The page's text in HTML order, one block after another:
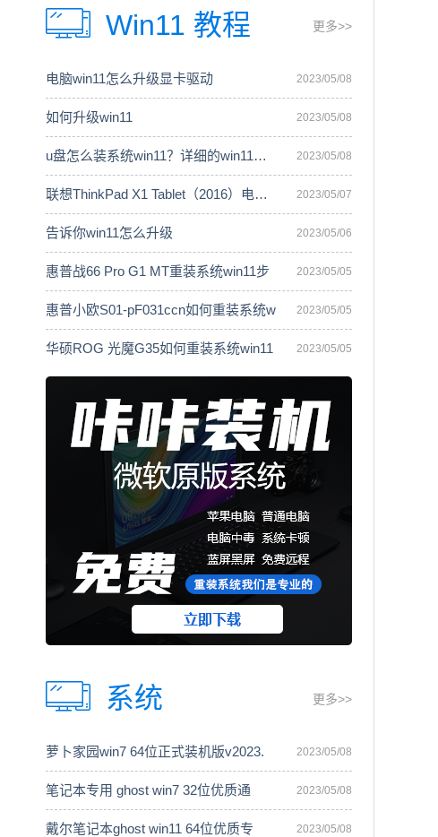
Win11 教程 更多>>
电脑win11怎么升级显卡驱动 2023/05/08
如何升级win11 2023/05/08
u盘怎么装系统win11？详细的win11安装 2023/05/08
联想ThinkPad X1 Tablet（2016）电脑安 2023/05/07
告诉你win11怎么升级 2023/05/06
惠普战66 Pro G1 MT重装系统win11步 2023/05/05
惠普小欧S01-pF031ccn如何重装系统w 2023/05/05
华硕ROG 光魔G35如何重装系统win11 2023/05/05
系统 更多>>
萝卜家园win7 64位正式装机版v2023. 2023/05/08
笔记本专用 ghost win7 32位优质通 2023/05/08
戴尔笔记本ghost win11 64位优质专 2023/05/08